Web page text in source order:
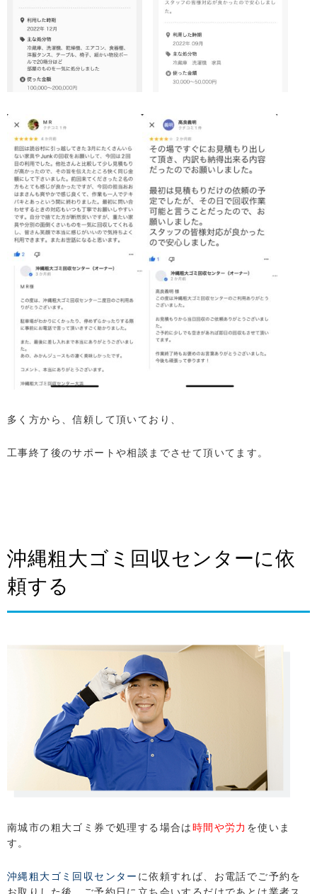
多く方から、信頼して頂いており、
工事終了後のサポートや相談までさせて頂いてます。
沖縄粗大ゴミ回収センターに依
頼する
南城市の粗大ゴミ券で処理する場合は時間や労力 を使いま
す。
沖縄粗大ゴミ回収センター に依頼すれば、お電話でご予約を
LINEでお問い合わせ